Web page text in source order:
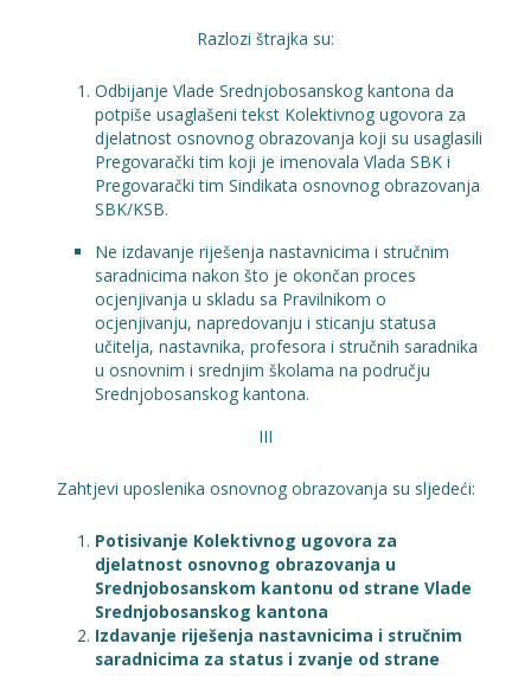
Razlozi štrajka su:
Odbijanje Vlade Srednjobosanskog kantona da
potpiše usaglašeni tekst Kolektivnog ugovora za
djelatnost osnovnog obrazovanja koji su usaglasili
Pregovarački tim koji je imenovala Vlada SBK i
Pregovarački tim Sindikata osnovnog obrazovanja
SBK/KSB.
Ne izdavanje riješenja nastavnicima i stručnim
saradnicima nakon što je okončan proces
ocjenjivanja u skladu sa Pravilnikom o
ocjenjivanju, napredovanju i sticanju statusa
učitelja, nastavnika, profesora i stručnih saradnika
u osnovnim i srednjim školama na području
Srednjobosanskog kantona.
III
Zahtjevi uposlenika osnovnog obrazovanja su sljedeći:
Potisivanje Kolektivnog ugovora za
djelatnost osnovnog obrazovanja u
Srednjobosanskom kantonu od strane Vlade
Srednjobosanskog kantona
Izdavanje riješenja nastavnicima i stručnim
saradnicima za status i zvanje od strane